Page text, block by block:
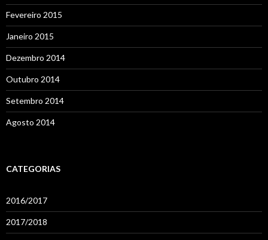
Fevereiro 2015
Janeiro 2015
Dezembro 2014
Outubro 2014
Setembro 2014
Agosto 2014
CATEGORIAS
2016/2017
2017/2018